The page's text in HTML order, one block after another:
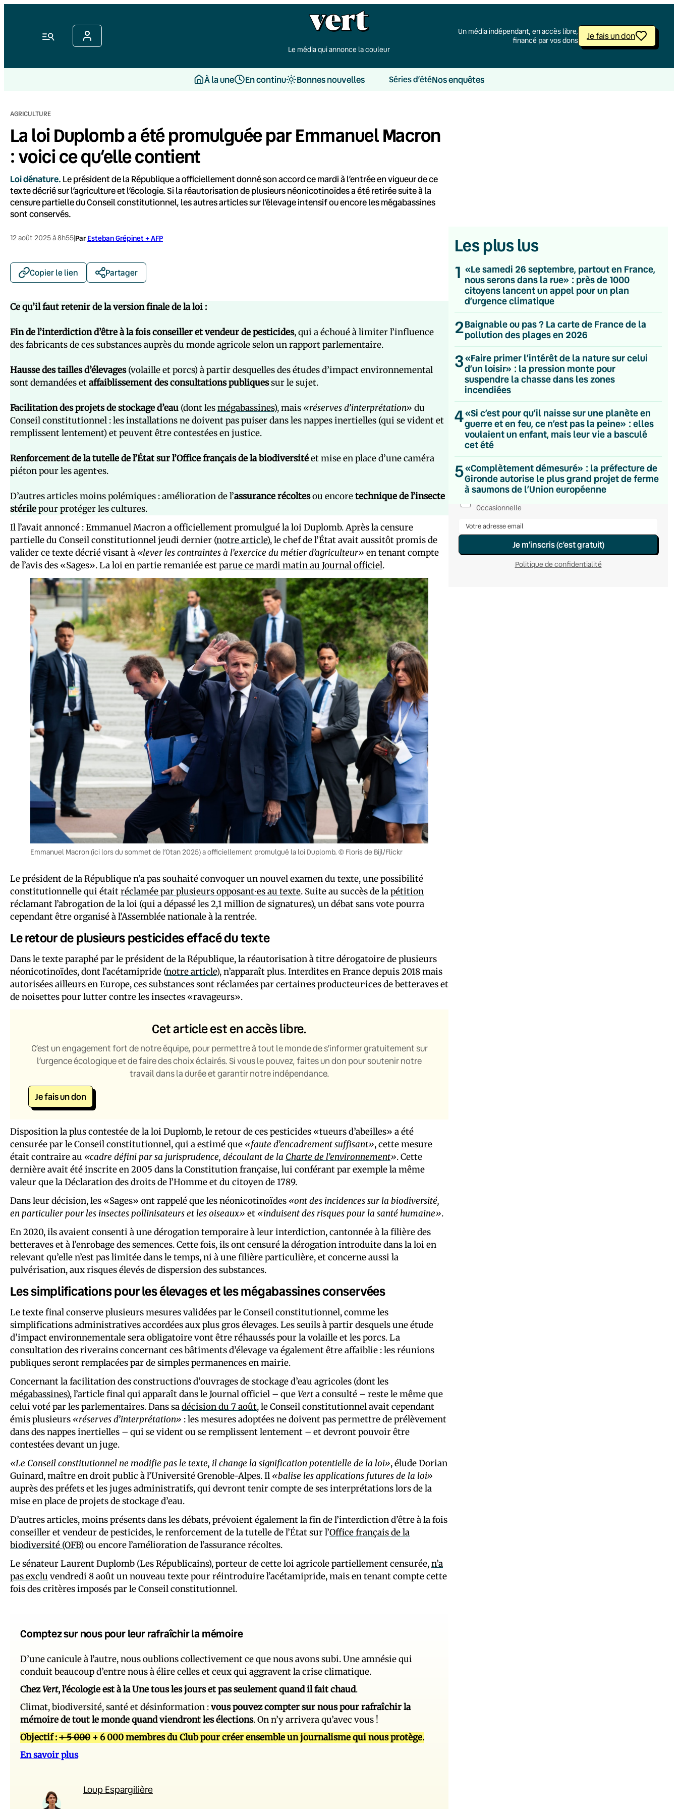
Menu
Le média qui annonce la couleur
Un média indépendant, en accès libre,
financé par vos dons
Je fais un don
À la une En continu Bonnes nouvelles Séries d’étéNos enquêtes
AGRICULTURE
La loi Duplomb a été promulguée par Emmanuel Macron
: voici ce qu’elle contient
Loi dénature. Le président de la République a officiellement donné son accord ce mardi à l’entrée en vigueur de ce
texte décrié sur l’agriculture et l’écologie. Si la réautorisation de plusieurs néonicotinoïdes a été retirée suite à la
censure partielle du Conseil constitutionnel, les autres articles sur l’élevage intensif ou encore les mégabassines
sont conservés.
12 août 2025 à 8h55|Par Esteban Grépinet + AFP
Copier le lien Partager
Ce qu’il faut retenir de la version finale de la loi :
Fin de l’interdiction d’être à la fois conseiller et vendeur de pesticides, qui a échoué à limiter l’influence
des fabricants de ces substances auprès du monde agricole selon un rapport parlementaire.
Hausse des tailles d’élevages(volaille et porcs) à partir desquelles des études d’impact environnemental
sont demandées etaffaiblissement des consultations publiquessur le sujet.
Facilitation des projets de stockage d’eau (dont lesmégabassines), mais «réserves d’interprétation» du
Conseil constitutionnel : les installations ne doivent pas puiser dans les nappes inertielles (qui se vident et
remplissent lentement) et peuvent être contestées en justice.
Renforcement de la tutelle de l’État sur l’Office français de la biodiversitéet mise en place d’une caméra
piéton pour les agent·es.
D’autres articles moins polémiques : amélioration de l’assurance récoltesou encoretechnique de l’insecte
stérilepour protéger les cultures.
Il l’avait annoncé : Emmanuel Macron a officiellement promulgué la loi Duplomb. Après la censure
partielle du Conseil constitutionnel jeudi dernier (notre article), le chef de l’État avait aussitôt promis de
valider ce texte décrié visant à «lever les contraintes à l’exercice du métier d’agriculteur» en tenant compte
de l’avis des «Sages». La loi en partie remaniée estparue ce mardi matin au Journal officiel.
Emmanuel Macron (ici lors du sommet de l’Otan 2025) a officiellement promulgué la loi Duplomb. © Floris de Bijl/Flickr
Le président de la République n’a pas souhaité convoquer un nouvel examen du texte, une possibilité
constitutionnelle qui étaitréclamée par plusieurs opposant⸱es au texte. Suite au succès de lapétition
réclamant l’abrogation de la loi (qui a dépassé les 2,1 million de signatures), un débat sans vote pourra
cependant être organisé à l’Assemblée nationale à la rentrée.
Le retour de plusieurs pesticides effacé du texte
Dans le texte paraphé par le président de la République, la réautorisation à titre dérogatoire de plusieurs
néonicotinoïdes, dont l’acétamipride (notre article), n’apparaît plus. Interdites en France depuis 2018 mais
autorisées ailleurs en Europe, ces substances sont réclamées par certain·es producteur·ices de betteraves et
de noisettes pour lutter contre les insectes «ravageurs».
Cet article est en accès libre.
C’est un engagement fort de notre équipe, pour permettre à tout le monde de s’informer gratuitement sur
l’urgence écologique et de faire des choix éclairés. Si vous le pouvez, faites un don pour soutenir notre
travail dans la durée et garantir notre indépendance.
Je fais un don
Disposition la plus contestée de la loi Duplomb, le retour de ces pesticides «tueurs d’abeilles» a été
censurée par le Conseil constitutionnel, qui a estimé que «faute d’encadrement suffisant», cette mesure
était contraire au «cadre défini par sa jurisprudence, découlant de la Charte de l’environnement». Cette
dernière avait été inscrite en 2005 dans la Constitution française, lui conférant par exemple la même
valeur que la Déclaration des droits de l’Homme et du citoyen de 1789.
Dans leur décision, les «Sages» ont rappelé que les néonicotinoïdes «ont des incidences sur la biodiversité,
en particulier pour les insectes pollinisateurs et les oiseaux» et «induisent des risques pour la santé humaine».
En 2020, ils avaient consenti à une dérogation temporaire à leur interdiction, cantonnée à la filière des
betteraves et à l’enrobage des semences. Cette fois, ils ont censuré la dérogation introduite dans la loi en
relevant qu’elle n’est pas limitée dans le temps, ni à une filière particulière, et concerne aussi la
pulvérisation, aux risques élevés de dispersion des substances.
Les simplifications pour les élevages et les mégabassines conservées
Le texte final conserve plusieurs mesures validées par le Conseil constitutionnel, comme les
simplifications administratives accordées aux plus gros élevages. Les seuils à partir desquels une étude
d’impact environnementale sera obligatoire vont être réhaussés pour la volaille et les porcs. La
consultation des riverains concernant ces bâtiments d’élevage va également être affaiblie : les réunions
publiques seront remplacées par de simples permanences en mairie.
Concernant la facilitation des constructions d’ouvrages de stockage d’eau agricoles (dont les
mégabassines), l’article final qui apparaît dans le Journal officiel – queVerta consulté – reste le même que
celui voté par les parlementaires. Dans sadécision du 7 août, le Conseil constitutionnel avait cependant
émis plusieurs «réserves d’interprétation» : les mesures adoptées ne doivent pas permettre de prélèvement
dans des nappes inertielles – qui se vident ou se remplissent lentement – et devront pouvoir être
contestées devant un juge.
«Le Conseil constitutionnel ne modifie pas le texte, il change la signification potentielle de la loi», élude Dorian
Guinard, maître en droit public à l’Université Grenoble-Alpes. Il «balise les applications futures de la loi»
auprès des préfets et les juges administratifs, qui devront tenir compte de ses interprétations lors de la
mise en place de projets de stockage d’eau.
D’autres articles, moins présents dans les débats, prévoient également la fin de l’interdiction d’être à la fois
conseiller et vendeur de pesticides, le renforcement de la tutelle de l’État sur l’Office français de la
biodiversité (OFB)ou encore l’amélioration de l’assurance récoltes.
Le sénateur Laurent Duplomb (Les Républicains), porteur de cette loi agricole partiellement censurée,n’a
pas exclu vendredi 8 août un nouveau texte pour réintroduire l’acétamipride, mais en tenant compte cette
fois des critères imposés par le Conseil constitutionnel.
Comptez sur nous pour leur rafraîchir la mémoire
D’une canicule à l’autre, nous oublions collectivement ce que nous avons subi. Une amnésie qui
conduit beaucoup d’entre nous à élire celles et ceux qui aggravent la crise climatique.
ChezVert, l’écologie est à la Une tous les jours et pas seulement quand il fait chaud.
Climat, biodiversité, santé et désinformation :vous pouvez compter sur nous pour rafraîchir la
mémoire de tout le monde quand viendront les élections. On n’y arrivera qu’avec vous !
Objectif :+ 5 000 + 6 000 membres du Club pour créer ensemble un journalisme qui nous protège.
En savoir plus
Loup Espargilière
Les plus lus
1 «Le samedi 26 septembre, partout en France,
nous serons dans la rue» : près de 1000
citoyens lancent un appel pour un plan
d’urgence climatique
2Baignable ou pas ? La carte de France de la
pollution des plages en 2026
3«Faire primer l’intérêt de la nature sur celui
d’un loisir» : la pression monte pour
suspendre la chasse dans les zones
incendiées
4«Si c’est pour qu’il naisse sur une planète en
guerre et en feu, ce n’est pas la peine» : elles
voulaient un enfant, mais leur vie a basculé
cet été
5«Complètement démesuré» : la préfecture de
Gironde autorise le plus grand projet de ferme
à saumons de l’Union européenne
💌 Inscrivez-vous à nos newsletters
Quotidienne
Du lundi au vendredi
Hebdomadaire
Le samedi
Chaleurs Actuelles
Une fois par mois
Occasionnelle
Je m’inscris (c’est gratuit)
Politique de confidentialité